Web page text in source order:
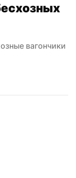
вагончики